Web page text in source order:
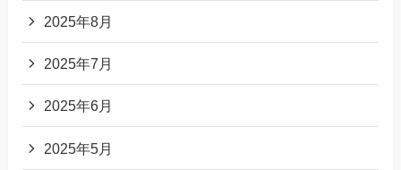
2025年8月
2025年7月
2025年6月
2025年5月